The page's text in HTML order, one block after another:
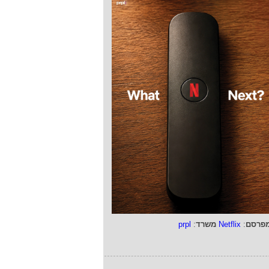
:
Netflix משרד:
prpl